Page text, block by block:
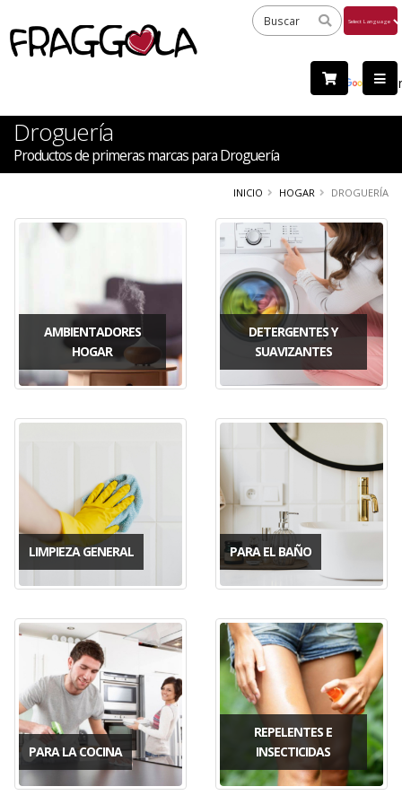
by
Droguería
Productos de primeras marcas para Droguería
INICIO HOGAR DROGUERÍA
AMBIENTADORES
HOGAR
DETERGENTES Y
SUAVIZANTES
LIMPIEZA GENERAL PARA EL BAÑO
PARA LA COCINA
REPELENTES E
INSECTICIDAS